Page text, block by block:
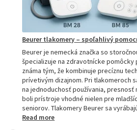
Beurer tlakomery – spoľahlivý
Beurer je nemecká značka so
špecializuje na zdravotnícke pomôcky
známa tým, že kombinuje precíznu
prívetivým dizajnom. Pri tlakomeroch
na jednoduchosť používania, presnosť
boli prístroje vhodné nielen pre
seniorov. Tlakomery Beurer sa
Read more: